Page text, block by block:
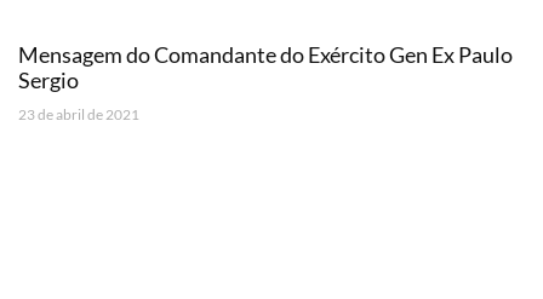
Mensagem do Comandante do Exército Gen Ex Paulo
Sergio
23 de abril de 2021